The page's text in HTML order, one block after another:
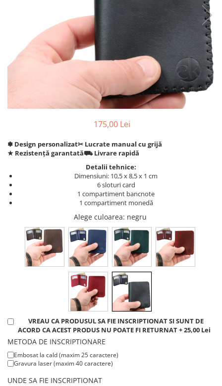
175,00 Lei
✽ Design personalizat✂︎ Lucrate manual cu grijă
★ Rezistență garantată⛟ Livrare rapidă
Detalii tehnice:
Dimensiuni: 10,5 x 8,5 x 1 cm
6 sloturi card
1 compartiment bancnote
1 compartiment monedă
Alege culoarea: negru
VREAU CA PRODUSUL SA FIE INSCRIPTIONAT SI SUNT DE
ACORD CA ACEST PRODUS NU POATE FI RETURNAT + 25,00 Lei
METODA DE INSCRIPTIONARE
Embosat la cald (maxim 25 caractere)
Gravura laser (maxim 40 caractere)
UNDE SA FIE INSCRIPTIONAT